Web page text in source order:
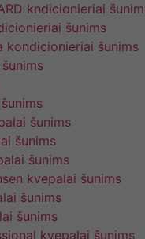
kndicionieriai
šunims
kondicionieriai šunims
šunims
šunims
šunims
kvepalai šunims
šunims
šunims
kvepalai šunims